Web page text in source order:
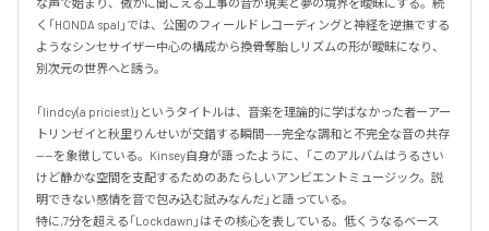
く「HONDA spal」では、公園のフィールドレコーディングと神経を逆撫でする
ようなシンセサイザー中心の構成から換骨奪胎しリズムの形が曖昧になり、
別次元の世界へと誘う。
「lindcy(a priciest)」というタイトルは、音楽を理論的に学ばなかった者ーアー
トリンゼイと秋里りんせいが交錯する瞬間——完全な調和と不完全な音の共存
——を象徴している。Kinsey自身が語ったように、「このアルバムはうるさい
けど静かな空間を支配するためのあたらしいアンビエントミュージック。説
明できない感情を音で包み込む試みなんだ」と語っている。
特に,7分を超える「Lockdawn」はその核心を表している。低くうなるベース